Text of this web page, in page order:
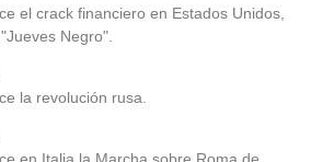
el crack financiero en Estados Unidos,
Negro".
la revolución rusa.